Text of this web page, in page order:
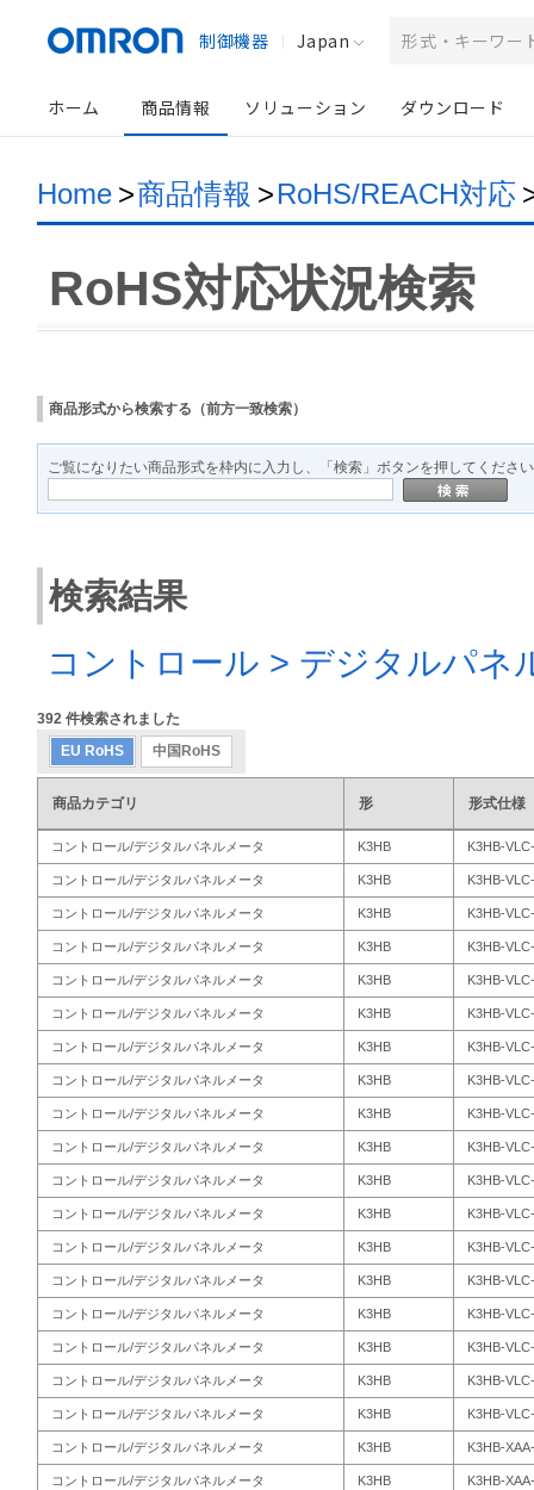
制御機器 Japan
ホーム 商品情報 ソリューション ダウンロード
Home >商品情報 >RoHS/REACH対応
RoHS対応状況検索
商品形式から検索する（前方一致検索）
ご覧になりたい商品形式を枠内に入力し、「検索」ボタンを押してくださ
検索結果
コントロール > デジタルパネ
392 件検索されました
EU RoHS
中国RoHS
商品カテゴリ 形 形式仕様
コントロール/デジタルパネルメータ K3HB K3HB-
コントロール/デジタルパネルメータ K3HB K3HB-
コントロール/デジタルパネルメータ K3HB K3HB-
コントロール/デジタルパネルメータ K3HB K3HB-
コントロール/デジタルパネルメータ K3HB K3HB-
コントロール/デジタルパネルメータ K3HB K3HB-
コントロール/デジタルパネルメータ K3HB K3HB-
コントロール/デジタルパネルメータ K3HB K3HB-
コントロール/デジタルパネルメータ K3HB K3HB-
コントロール/デジタルパネルメータ K3HB K3HB-
コントロール/デジタルパネルメータ K3HB K3HB-
コントロール/デジタルパネルメータ K3HB K3HB-
コントロール/デジタルパネルメータ K3HB K3HB-
コントロール/デジタルパネルメータ K3HB K3HB-
コントロール/デジタルパネルメータ K3HB K3HB-
コントロール/デジタルパネルメータ K3HB K3HB-
コントロール/デジタルパネルメータ K3HB K3HB-
コントロール/デジタルパネルメータ K3HB K3HB-
コントロール/デジタルパネルメータ K3HB K3HB-
コントロール/デジタルパネルメータ K3HB K3HB-